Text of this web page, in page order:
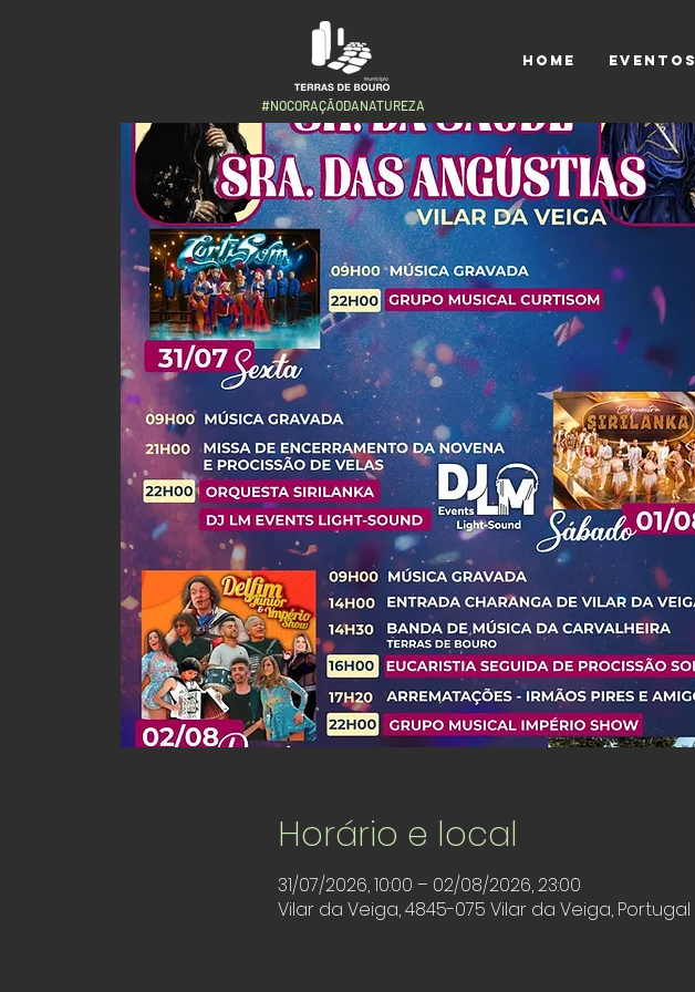
HOME EVENTOS
#NOCORAÇÃODANATUREZA
Horário e local
31/07/2026, 10:00 – 02/08/2026, 23:00
Vilar da Veiga, 4845-075 Vilar da Veiga, Portugal